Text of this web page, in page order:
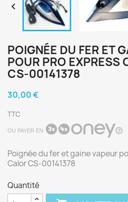

POIGNÉE DU FER ET
POUR PRO EXPRESS
CS-00141378
30,00 €
TTC
OU PAYER EN
Poignée du fer et gaine vapeur
Calor CS-00141378
Quantité